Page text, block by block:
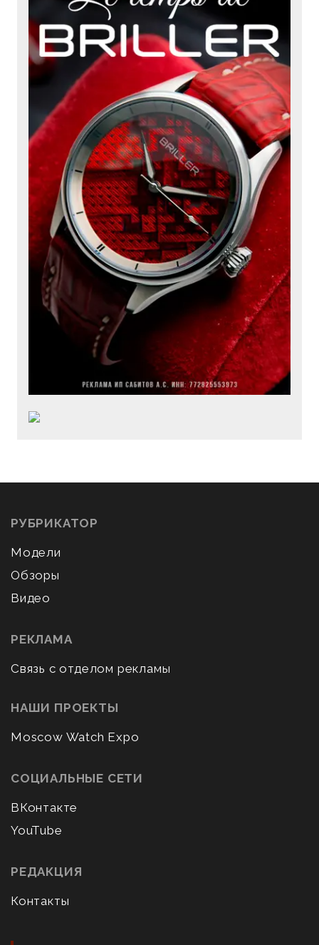
РУБРИКАТОР
Модели
Обзоры
Видео
РЕКЛАМА
Связь с отделом рекламы
НАШИ ПРОЕКТЫ
Moscow Watch Expo
СОЦИАЛЬНЫЕ СЕТИ
ВКонтакте
YouTube
РЕДАКЦИЯ
Контакты